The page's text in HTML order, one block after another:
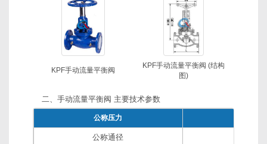
KPF手动流量平衡阀
KPF手动流量平衡阀 (结构
图)
二、手动流量平衡阀 主要技术参数
公称压力
公称通径